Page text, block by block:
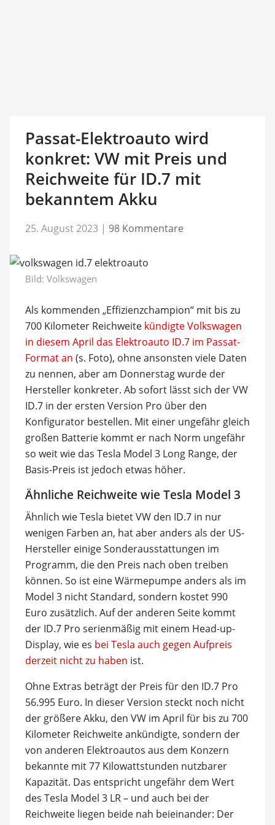
Passat-Elektroauto wird
konkret: VW mit Preis und
Reichweite für ID.7 mit
bekanntem Akku
25. August 2023 | 98 Kommentare
Bild: Volkswagen
Als kommenden „Effizienzchampion“ mit bis zu
700 Kilometer Reichweite kündigte Volkswagen
in diesem April das Elektroauto ID.7 im Passat-
Format an (s. Foto), ohne ansonsten viele Daten
zu nennen, aber am Donnerstag wurde der
Hersteller konkreter. Ab sofort lässt sich der VW
ID.7 in der ersten Version Pro über den
Konfigurator bestellen. Mit einer ungefähr gleich
großen Batterie kommt er nach Norm ungefähr
so weit wie das Tesla Model 3 Long Range, der
Basis-Preis ist jedoch etwas höher.
Ähnliche Reichweite wie Tesla Model 3
Ähnlich wie Tesla bietet VW den ID.7 in nur
wenigen Farben an, hat aber anders als der US-
Hersteller einige Sonderausstattungen im
Programm, die den Preis nach oben treiben
können. So ist eine Wärmepumpe anders als im
Model 3 nicht Standard, sondern kostet 990
Euro zusätzlich. Auf der anderen Seite kommt
der ID.7 Pro serienmäßig mit einem Head-up-
Display, wie es bei Tesla auch gegen Aufpreis
derzeit nicht zu haben ist.
Ohne Extras beträgt der Preis für den ID.7 Pro
56.995 Euro. In dieser Version steckt noch nicht
der größere Akku, den VW im April für bis zu 700
Kilometer Reichweite ankündigte, sondern der
von anderen Elektroautos aus dem Konzern
bekannte mit 77 Kilowattstunden nutzbarer
Kapazität. Das entspricht ungefähr dem Wert
des Tesla Model 3 LR – und auch bei der
Reichweite liegen beide nah beieinander: Der